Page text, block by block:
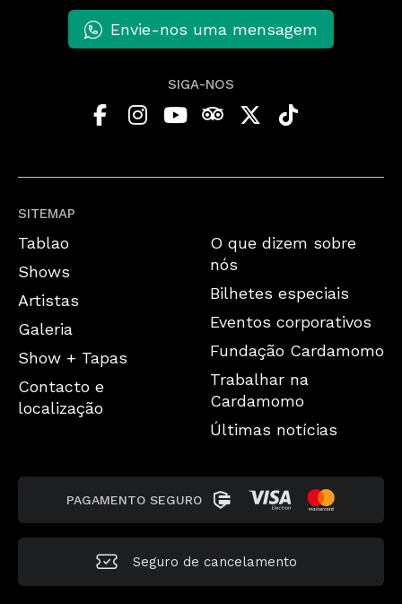
SITEMAP
Tablao
Shows
Artistas
Galeria
Show + Tapas
Contacto e
localização
O que dizem sobre
nós
Bilhetes especiais
Eventos corporativos
Fundação Cardamomo
Trabalhar na
Cardamomo
Últimas notícias
Envie-nos uma mensagem
SIGA-NOS
PAGAMENTO SEGURO
Seguro de cancelamento